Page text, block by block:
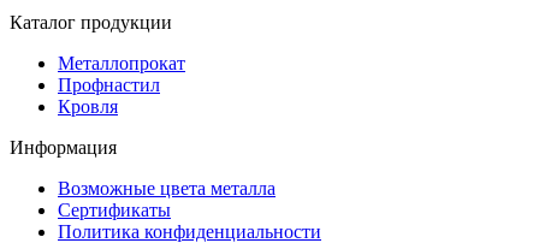
Каталог продукции
Металлопрокат
Профнастил
Кровля
Информация
Возможные цвета металла
Сертификаты
Политика конфиденциальности